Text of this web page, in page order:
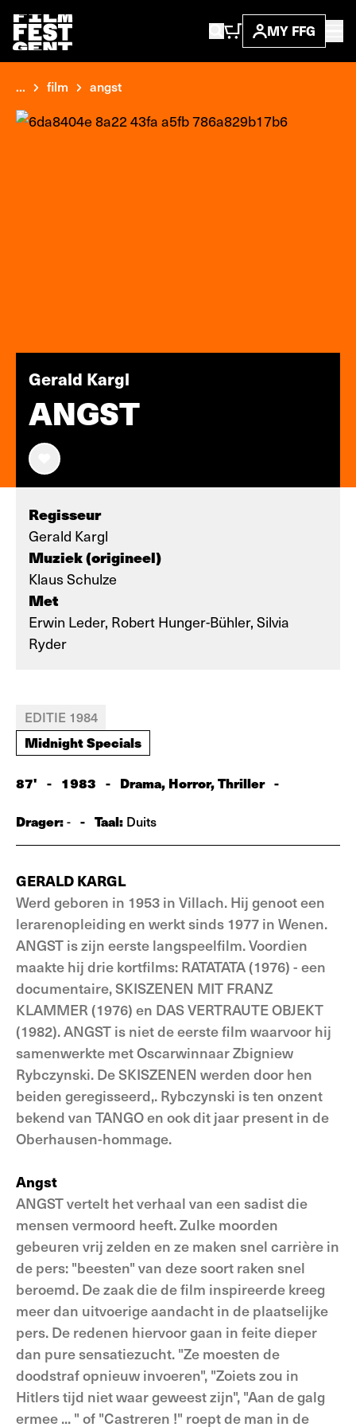
MY FFG
... film angst
Gerald Kargl
ANGST
Regisseur
Gerald Kargl
Muziek (origineel)
Klaus Schulze
Met
Erwin Leder, Robert Hunger-Bühler, Silvia
Ryder
EDITIE 1984
Midnight Specials
87' - 1983 - Drama, Horror, Thriller -
Drager:- - Taal: Duits
GERALD KARGL
Werd geboren in 1953 in Villach. Hij genoot een
lerarenopleiding en werkt sinds 1977 in Wenen.
ANGST is zijn eerste langspeelfilm. Voordien
maakte hij drie kortfilms: RATATATA (1976) - een
documentaire, SKISZENEN MIT FRANZ
KLAMMER (1976) en DAS VERTRAUTE OBJEKT
(1982). ANGST is niet de eerste film waarvoor hij
samenwerkte met Oscarwinnaar Zbigniew
Rybczynski. De SKISZENEN werden door hen
beiden geregisseerd,. Rybczynski is ten onzent
bekend van TANGO en ook dit jaar present in de
Oberhausen-hommage.
Angst
ANGST vertelt het verhaal van een sadist die
mensen vermoord heeft. Zulke moorden
gebeuren vrij zelden en ze maken snel carrière in
de pers: "beesten" van deze soort raken snel
beroemd. De zaak die de film inspireerde kreeg
meer dan uitvoerige aandacht in de plaatselijke
pers. De redenen hiervoor gaan in feite dieper
dan pure sensatiezucht. "Ze moesten de
doodstraf opnieuw invoeren", "Zoiets zou in
Hitlers tijd niet waar geweest zijn", "Aan de galg
ermee ... " of "Castreren !" roept de man in de